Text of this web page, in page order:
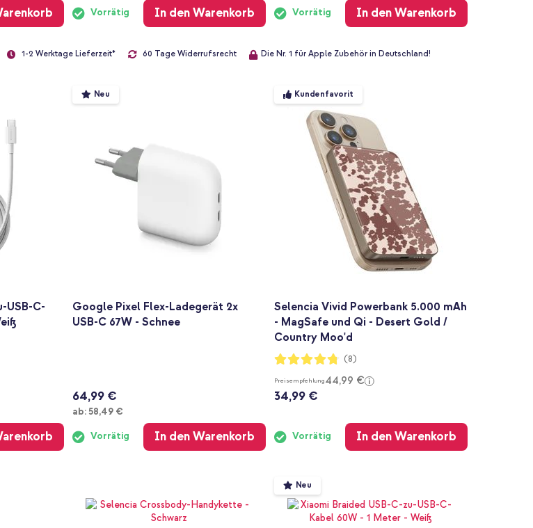
Vorrätig In den Warenkorb Vorrätig In den Warenkorb
1-2 Werktage Lieferzeit* 60 Tage Widerrufsrecht Die Nr. 1 für Apple Zubehör in Deutschland!
USB-C-
Neu
Google Pixel Flex-Ladegerät 2x
USB-C 67W - Schnee
64,99 €
ab: Ab
58,49 €
Vorrätig In den Warenkorb
Kundenfavorit
Selencia Vivid Powerbank 5.000 mAh
- MagSafe und Qi - Desert Gold /
Country Moo'd
Bewertung:
95%
(8)
Preisempfehlung44,99 €
34,99 €
Vorrätig In den Warenkorb
Neu